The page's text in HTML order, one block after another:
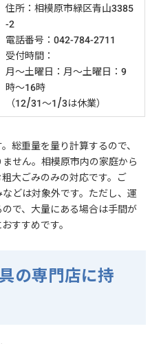
住所：相模原市緑区青山3385
-2
電話番号：042-784-2711
受付時間：
月～土曜日：月～土曜日：9
時～16時
（12/31～1/3は休業）
総重量を量り計算するので、
せん。相模原市内の家庭から
大ごみのみの対応です。ご
どは対象外です。ただし、運
で、大量にある場合は手間が
すすめです。
の専門店に持